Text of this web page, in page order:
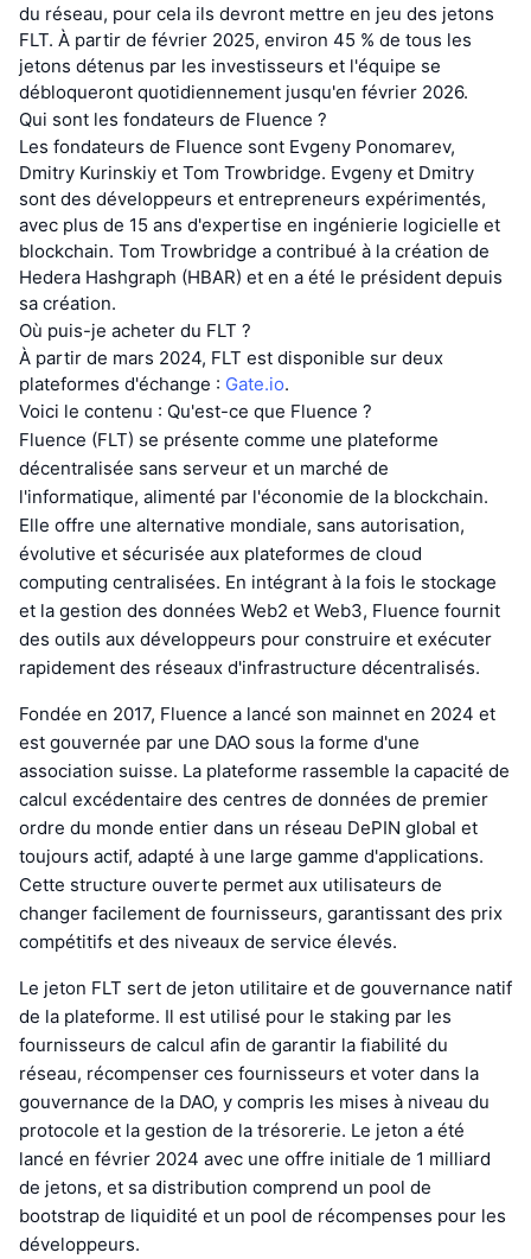
du réseau, pour cela ils devront mettre en jeu des jetons
FLT. À partir de février 2025, environ 45 % de tous les
jetons détenus par les investisseurs et l'équipe se
débloqueront quotidiennement jusqu'en février 2026.
Qui sont les fondateurs de Fluence ?
Les fondateurs de Fluence sont Evgeny Ponomarev,
Dmitry Kurinskiy et Tom Trowbridge. Evgeny et Dmitry
sont des développeurs et entrepreneurs expérimentés,
avec plus de 15 ans d'expertise en ingénierie logicielle et
blockchain. Tom Trowbridge a contribué à la création de
Hedera Hashgraph (HBAR) et en a été le président depuis
sa création.
Où puis-je acheter du FLT ?
À partir de mars 2024, FLT est disponible sur deux
plateformes d'échange : Gate.io.
Voici le contenu : Qu'est-ce que Fluence ?
Fluence (FLT) se présente comme une plateforme
décentralisée sans serveur et un marché de
l'informatique, alimenté par l'économie de la blockchain.
Elle offre une alternative mondiale, sans autorisation,
évolutive et sécurisée aux plateformes de cloud
computing centralisées. En intégrant à la fois le stockage
et la gestion des données Web2 et Web3, Fluence fournit
des outils aux développeurs pour construire et exécuter
rapidement des réseaux d'infrastructure décentralisés.
Fondée en 2017, Fluence a lancé son mainnet en 2024 et
est gouvernée par une DAO sous la forme d'une
association suisse. La plateforme rassemble la capacité de
calcul excédentaire des centres de données de premier
ordre du monde entier dans un réseau DePIN global et
toujours actif, adapté à une large gamme d'applications.
Cette structure ouverte permet aux utilisateurs de
changer facilement de fournisseurs, garantissant des prix
compétitifs et des niveaux de service élevés.
Le jeton FLT sert de jeton utilitaire et de gouvernance natif
de la plateforme. Il est utilisé pour le staking par les
fournisseurs de calcul afin de garantir la fiabilité du
réseau, récompenser ces fournisseurs et voter dans la
gouvernance de la DAO, y compris les mises à niveau du
protocole et la gestion de la trésorerie. Le jeton a été
lancé en février 2024 avec une offre initiale de 1 milliard
de jetons, et sa distribution comprend un pool de
bootstrap de liquidité et un pool de récompenses pour les
développeurs.